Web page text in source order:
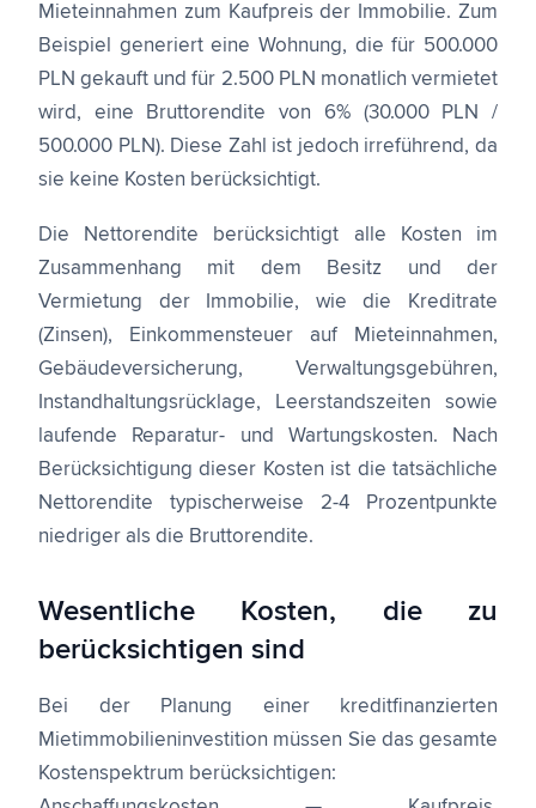
Mieteinnahmen zum Kaufpreis der Immobilie. Zum
Beispiel generiert eine Wohnung, die für 500.000
PLN gekauft und für 2.500 PLN monatlich vermietet
wird, eine Bruttorendite von 6% (30.000 PLN /
500.000 PLN). Diese Zahl ist jedoch irreführend, da
sie keine Kosten berücksichtigt.
Die Nettorendite berücksichtigt alle Kosten im
Zusammenhang mit dem Besitz und der
Vermietung der Immobilie, wie die Kreditrate
(Zinsen), Einkommensteuer auf Mieteinnahmen,
Gebäudeversicherung, Verwaltungsgebühren,
Instandhaltungsrücklage, Leerstandszeiten sowie
laufende Reparatur- und Wartungskosten. Nach
Berücksichtigung dieser Kosten ist die tatsächliche
Nettorendite typischerweise 2-4 Prozentpunkte
niedriger als die Bruttorendite.
Wesentliche Kosten, die zu
berücksichtigen sind
Bei der Planung einer kreditfinanzierten
Mietimmobilieninvestition müssen Sie das gesamte
Kostenspektrum berücksichtigen: